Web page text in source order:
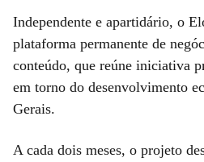
Independente e apartidário, o
plataforma permanente de
conteúdo, que reúne iniciativa
em torno do desenvolvimento
Gerais.
A cada dois meses, o projeto